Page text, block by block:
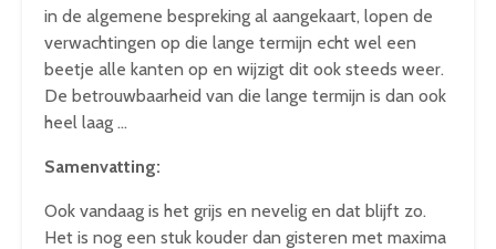
in de algemene bespreking al aangekaart, lopen de
verwachtingen op die lange termijn echt wel een
beetje alle kanten op en wijzigt dit ook steeds weer.
De betrouwbaarheid van die lange termijn is dan ook
heel laag …
Samenvatting:
Ook vandaag is het grijs en nevelig en dat blijft zo.
Het is nog een stuk kouder dan gisteren met maxima